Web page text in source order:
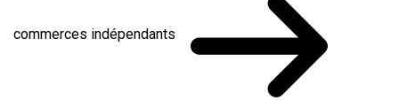
commerces indépendants